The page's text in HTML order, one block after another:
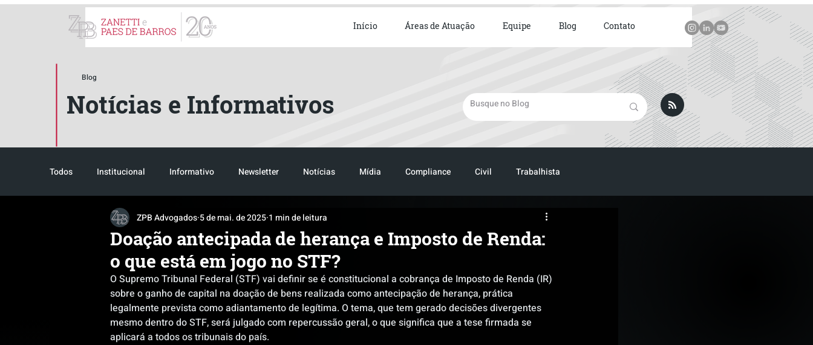
Início Áreas de Atuação Equipe Blog Contato
Blog
Notícias e Informativos
Todos Institucional Informativo Newsletter Notícias Mídia Compliance Civil Trabalhista
Reconhecimento Tributário Pós-evento TRANSPORTE LOGISTICA
Doação antecipada de herança e Imposto de Renda:
o que está em jogo no STF?
ZPB Advogados 5 de mai. de 2025 1 min de leitura
O Supremo Tribunal Federal (STF) vai definir se é constitucional a cobrança de Imposto de Renda (IR)
sobre o ganho de capital na doação de bens realizada como antecipação de herança, prática
legalmente prevista como adiantamento de legítima. O tema, que tem gerado decisões divergentes
mesmo dentro do STF, será julgado com repercussão geral, o que significa que a tese firmada se
aplicará a todos os tribunais do país.